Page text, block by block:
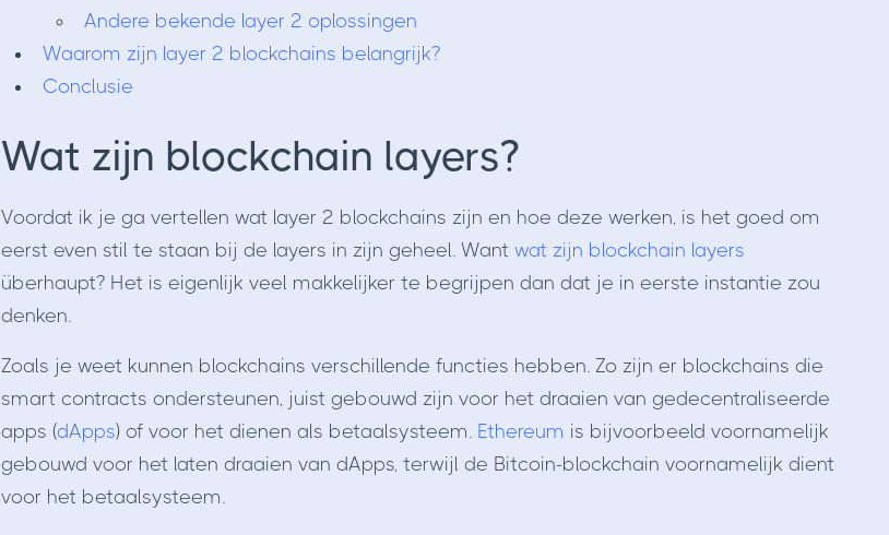
Andere bekende layer 2 oplossingen
Waarom zijn layer 2 blockchains belangrijk?
Conclusie
Wat zijn blockchain layers?
Voordat ik je ga vertellen wat layer 2 blockchains zijn en hoe deze werken, is het goed om
eerst even stil te staan bij de layers in zijn geheel. Want wat zijn blockchain layers
überhaupt? Het is eigenlijk veel makkelijker te begrijpen dan dat je in eerste instantie zou
denken.
Zoals je weet kunnen blockchains verschillende functies hebben. Zo zijn er blockchains die
smart contracts ondersteunen, juist gebouwd zijn voor het draaien van gedecentraliseerde
apps (dApps) of voor het dienen als betaalsysteem. Ethereum is bijvoorbeeld voornamelijk
gebouwd voor het laten draaien van dApps, terwijl de Bitcoin-blockchain voornamelijk dient
voor het betaalsysteem.